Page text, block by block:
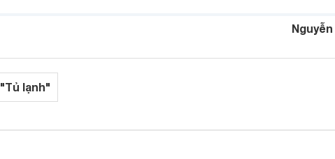
"Tủ lạnh"